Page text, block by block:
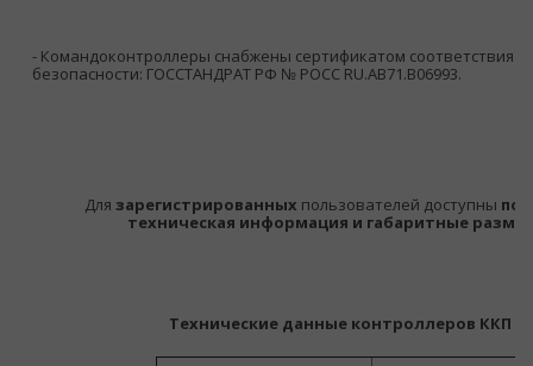
- Командоконтроллеры снабжены сертификатом соответствия
безопасности: ГОССТАНДРАТ РФ № РОСС RU.AB71.B06993.
Для зарегистрированных пользователей доступны
техническая информация и габаритные
Технические данные контроллеров ККП